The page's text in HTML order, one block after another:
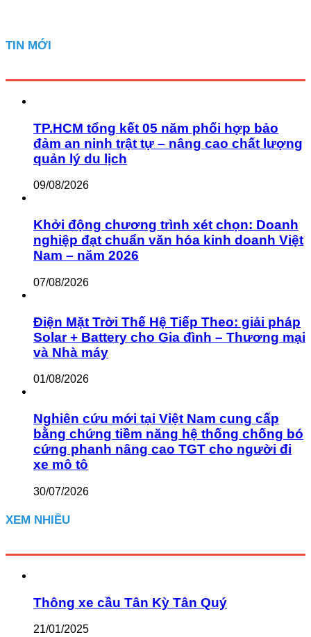
TIN MỚI
TP.HCM tổng kết 05 năm phối hợp bảo
đảm an ninh trật tự – nâng cao chất lượng
quản lý du lịch
09/08/2026
Khởi động chương trình xét chọn: Doanh
nghiệp đạt chuẩn văn hóa kinh doanh Việt
Nam – năm 2026
07/08/2026
Điện Mặt Trời Thế Hệ Tiếp Theo: giải pháp
Solar + Battery cho Gia đình – Thương mại
và Nhà máy
01/08/2026
Nghiên cứu mới tại Việt Nam cung cấp
bằng chứng tiềm năng hệ thống chống bó
cứng phanh nâng cao TGT cho người đi
xe mô tô
30/07/2026
XEM NHIỀU
Thông xe cầu Tân Kỳ Tân Quý
21/01/2025